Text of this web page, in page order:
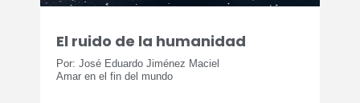
El ruido de la humanidad
Por: José Eduardo Jiménez Maciel
Amar en el fin del mundo